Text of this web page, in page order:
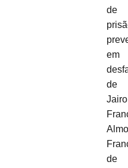
de
em
de
de